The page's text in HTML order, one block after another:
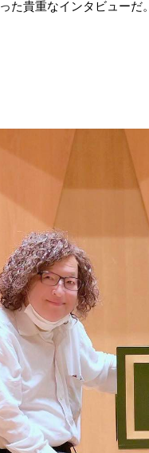
た貴重なインタビューだ。